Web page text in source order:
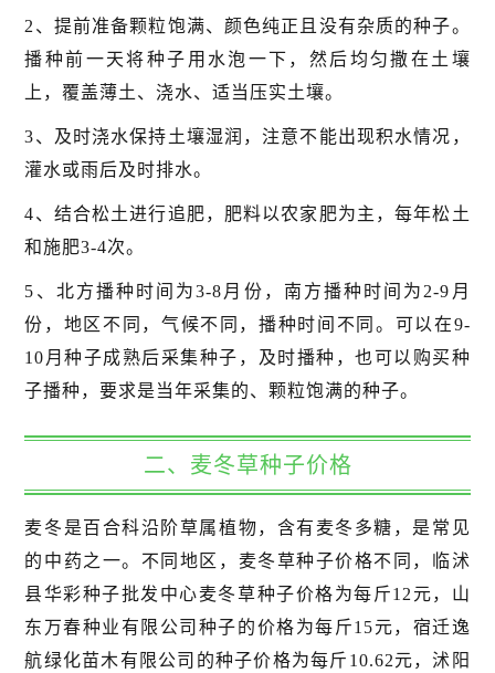
2、提前准备颗粒饱满、颜色纯正且没有杂质的种子。
播种前一天将种子用水泡一下，然后均匀撒在土壤
上，覆盖薄土、浇水、适当压实土壤。
3、及时浇水保持土壤湿润，注意不能出现积水情况，
灌水或雨后及时排水。
4、结合松土进行追肥，肥料以农家肥为主，每年松土
和施肥3-4次。
5、北方播种时间为3-8月份，南方播种时间为2-9月
份，地区不同，气候不同，播种时间不同。可以在9-
10月种子成熟后采集种子，及时播种，也可以购买种
子播种，要求是当年采集的、颗粒饱满的种子。
二、麦冬草种子价格
麦冬是百合科沿阶草属植物，含有麦冬多糖，是常见
的中药之一。不同地区，麦冬草种子价格不同，临沭
县华彩种子批发中心麦冬草种子价格为每斤12元，山
东万春种业有限公司种子的价格为每斤15元，宿迁逸
航绿化苗木有限公司的种子价格为每斤10.62元，沭阳